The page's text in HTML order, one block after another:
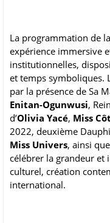
La programmation de
expérience immersive
institutionnelles,
et temps symboliques.
par la présence de Sa
Enitan-Ogunwusi,
d’Olivia Yacé, Miss
2022, deuxième
Miss Univers, ainsi
célébrer la grandeur et
culturel, création
international.